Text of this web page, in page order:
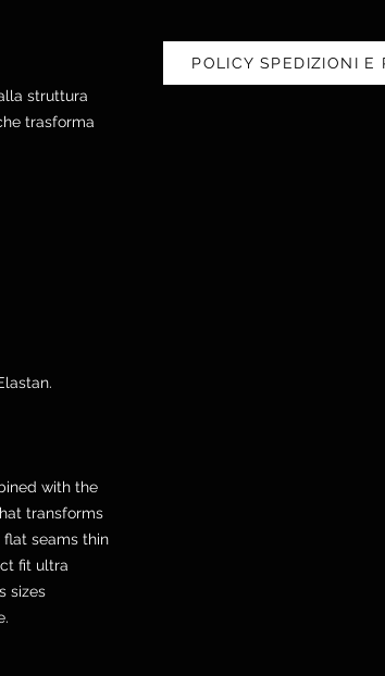
struttura
trasforma
with the
transforms
seams thin
fit ultra
sizes
POLICY SPEDIZIONI E